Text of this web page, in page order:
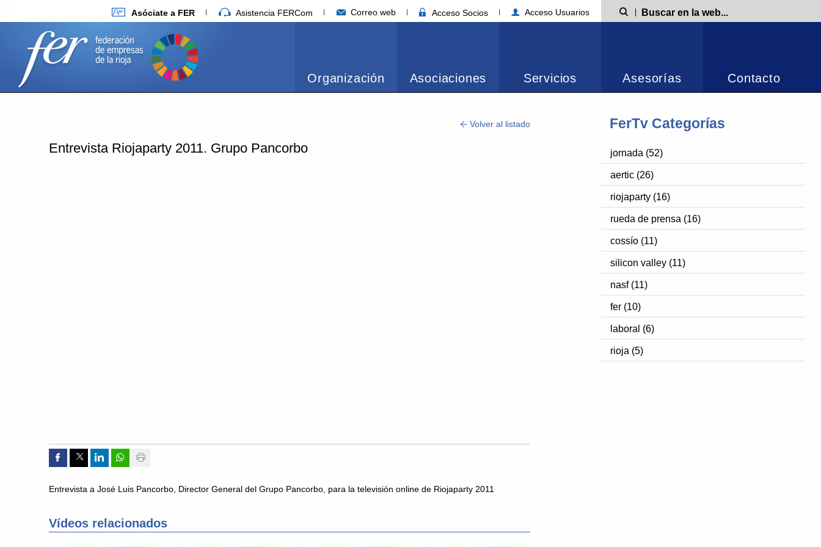
Asóciate a FER Asistencia FERCom Correo web Acceso Socios Acceso Usuarios Búsqueda
Organización Asociaciones Servicios Asesorías Contacto
FerTv Categorías
jornada (52)
aertic (26)
riojaparty (16)
rueda de prensa (16)
cossío (11)
silicon valley (11)
nasf (11)
fer (10)
laboral (6)
rioja (5)
Volver al listado
Entrevista Riojaparty 2011. Grupo Pancorbo
Compartir por Facebook
Compartir por Twitter
Compartir por Linkedin
Compartir por whatsapp
Entrevista a José Luis Pancorbo, Director General del Grupo Pancorbo, para la televisión online de Riojaparty 2011
Vídeos relacionados